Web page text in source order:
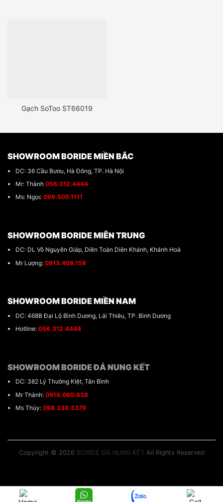
Gạch SoToo ST66019
SHOWROOM BORIDE MIỀN BẮC
DC: 36 Cầu Bươu, Hà Đông, TP. Hà Nội
Mr: Thành 056.312.4444
Ms: Ngọc 099.505.1111
SHOWROOM BORIDE MIÊN TRUNG
DC: DL Võ Nguyên Giáp, Diên Toàn Diên Khánh, Khánh Hoà
Mr Lượng: 0913.408.158
SHOWROOM BORIDE MIỀN NAM
DC: 468B Đại Lộ Bình Dương, Lái Thiêu, TP. Bình Dương
Hotline: 056.312.4444
SHOWROOM BORIDE ĐÁ NUNG KẾT
DC: 382 Lý Thường KIệt, Tân Bình
Mr Thành: 0918.060.838
Ms Thùy: 098.338.3379
Copyright © 2026 BORIDE ĐÁ NUNG KẾT All Rights Reserved